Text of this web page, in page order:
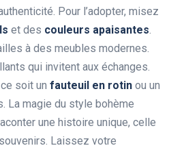
Pour l’adopter, misez
et des couleurs apaisantes
à des meubles modernes.
qui invitent aux échanges.
soit un fauteuil en rotin ou un
La magie du style bohème
une histoire unique, celle
Laissez votre